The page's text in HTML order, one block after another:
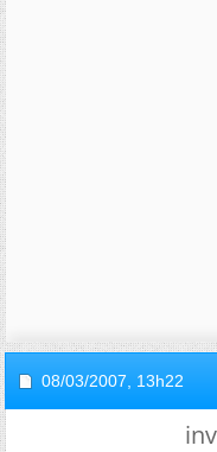
08/03/2007, 13h22